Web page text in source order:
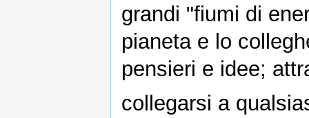
grandi "fiumi di
pianeta e lo
pensieri e idee;
collegarsi a